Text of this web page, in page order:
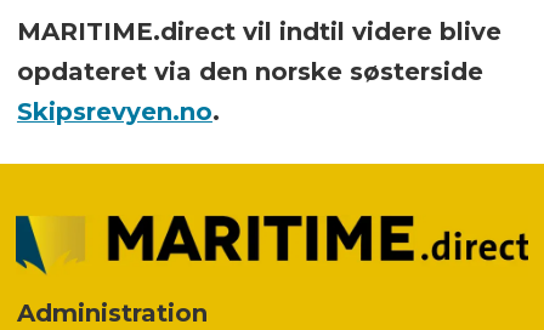
MARITIME.direct vil indtil videre blive
opdateret via den norske søsterside
Skipsrevyen.no.
Administration